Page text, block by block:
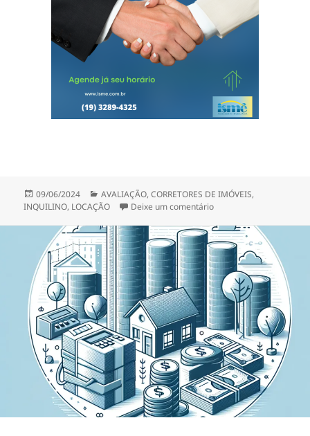
Publicado
em
09/06/2024 Categorias
AVALIAÇÃO,CORRETORES DE IMÓVEIS,
INQUILINO, LOCAÇÃO Deixe um comentárioem LOCAÇÃO DE